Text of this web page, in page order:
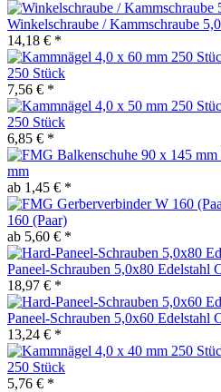
Winkelschraube / Kammschraube
14,18 € *
250 Stück
7,56 € *
250 Stück
6,85 € *
mm
ab 1,45 € *
160 (Paar)
ab 5,60 € *
Paneel-Schrauben 5,0x80 Edelstahl
18,97 € *
Paneel-Schrauben 5,0x60 Edelstahl
13,24 € *
250 Stück
5,76 € *